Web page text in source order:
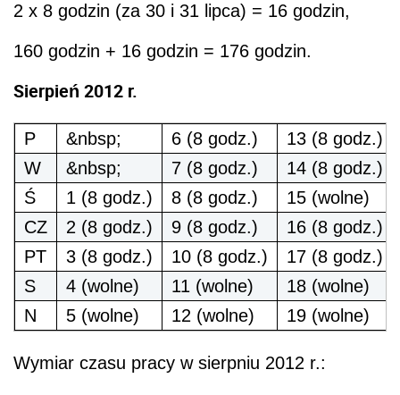
2 x 8 godzin (za 30 i 31 lipca) = 16 godzin,
160 godzin + 16 godzin = 176 godzin.
Sierpień 2012 r.
P &nbsp; 6 (8 godz.)
13 (8 godz.)
W
&nbsp; 7 (8 godz.)
14 (8 godz.)
Ś
1 (8 godz.) 8 (8 godz.)
15 (wolne)
CZ
2 (8 godz.) 9 (8 godz.)
16 (8 godz.)
PT
3 (8 godz.) 10 (8 godz.)
17 (8 godz.)
S
4 (wolne) 11 (wolne)
18 (wolne)
N
5 (wolne) 12 (wolne) 19 (wolne)
Wymiar czasu pracy w sierpniu 2012 r.: